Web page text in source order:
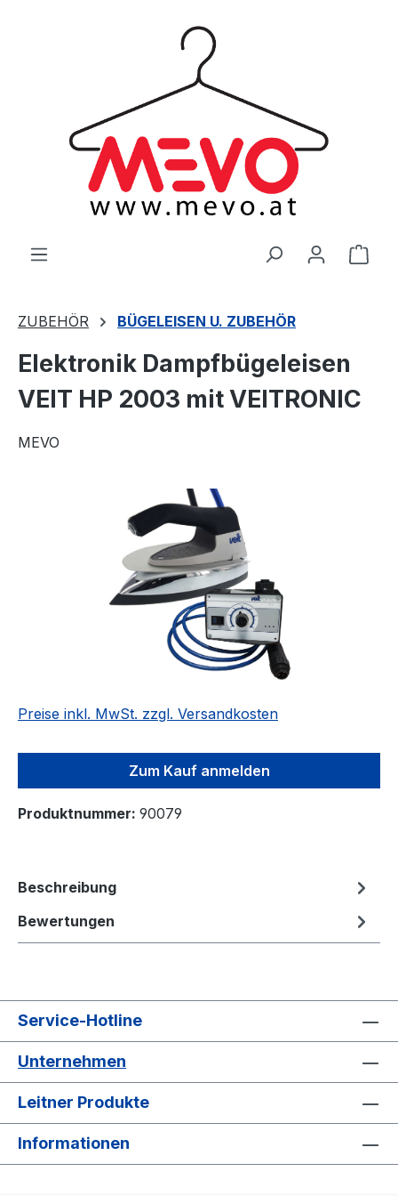
ZUBEHÖR BÜGELEISEN U. ZUBEHÖR
Elektronik Dampfbügeleisen
VEIT HP 2003 mit VEITRONIC
MEVO
Bildergalerie überspringen
Preise inkl. MwSt. zzgl. Versandkosten
Zum Kauf anmelden
Produktnummer: 90079
Beschreibung
Bewertungen
Service-Hotline
Unternehmen
Leitner Produkte
Informationen